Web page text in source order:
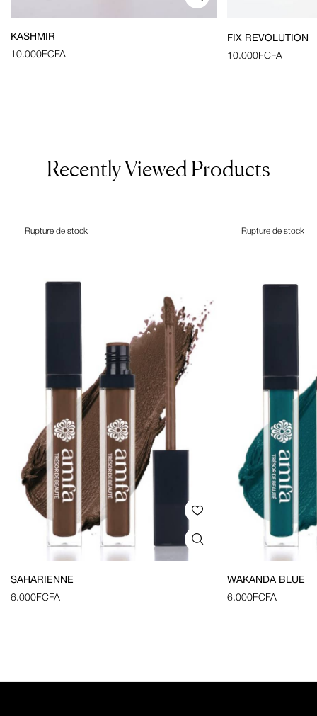
KASHMIR
10.000FCFA
FIX REVOLUTION
10.000FCFA
Recently Viewed Products
Rupture de stock
SAHARIENNE
6.000FCFA
Rupture de stock
WAKANDA BLUE
6.000FCFA